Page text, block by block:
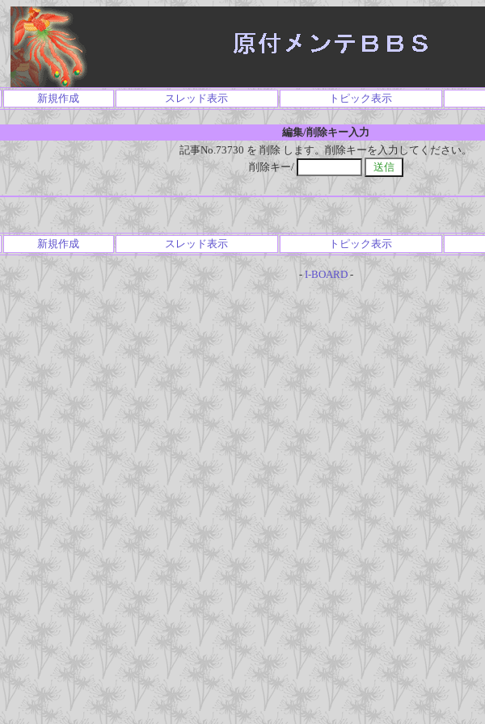
新規作成 スレッド表示 トピック表示
編集/削除キー入力
記事No.73730 を 削除 します。削除キーを入力してください。
削除キー/
新規作成 スレッド表示 トピック表示
- I-BOARD-